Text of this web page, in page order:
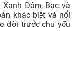
Đậm, Bạc và
khác biệt và nổi
đời trước chủ yếu